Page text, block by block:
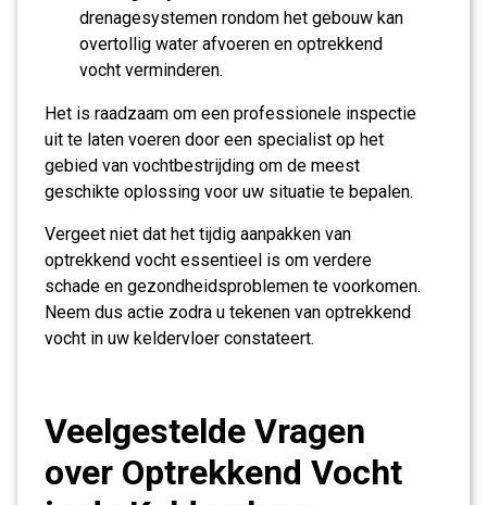
drenagesystemen rondom het gebouw kan
overtollig water afvoeren en optrekkend
vocht verminderen.
Het is raadzaam om een professionele inspectie
uit te laten voeren door een specialist op het
gebied van vochtbestrijding om de meest
geschikte oplossing voor uw situatie te bepalen.
Vergeet niet dat het tijdig aanpakken van
optrekkend vocht essentieel is om verdere
schade en gezondheidsproblemen te voorkomen.
Neem dus actie zodra u tekenen van optrekkend
vocht in uw keldervloer constateert.
Veelgestelde Vragen
over Optrekkend Vocht